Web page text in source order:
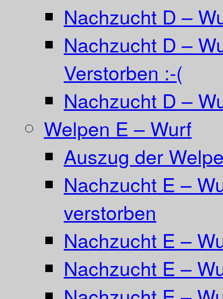
Nachzucht D –
Nachzucht D –
Verstorben :-(
Nachzucht D –
Welpen E – Wurf
Auszug der
Nachzucht E –
verstorben
Nachzucht E –
Nachzucht E –